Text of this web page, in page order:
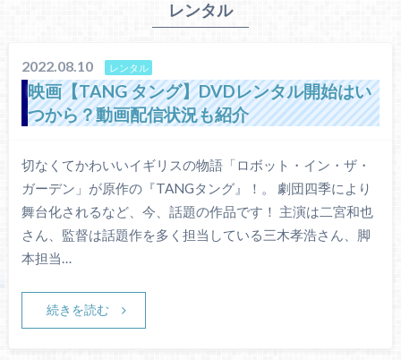
レンタル
2022.08.10 レンタル
映画【TANG タング】DVDレンタル開始はい
つから？動画配信状況も紹介
切なくてかわいいイギリスの物語「ロボット・イン・ザ・
ガーデン」が原作の『TANGタング』！。 劇団四季により
舞台化されるなど、今、話題の作品です！ 主演は二宮和也
さん、監督は話題作を多く担当している三木孝浩さん、脚
本担当…
続きを読む